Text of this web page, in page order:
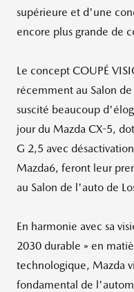
supérieure et d'une
encore plus grande de
Le concept COUPÉ
récemment au Salon
suscité beaucoup
jour du Mazda CX-5,
G 2,5 avec
Mazda6, feront leur
au Salon de l'auto de
En harmonie avec sa
2030 durable » en
technologique, Mazda
fondamental de